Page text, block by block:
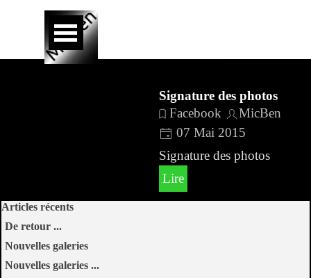
Sauter le menu
Signature des photos
Facebook
MicBen
07 Mai 2015
Signature des photos
Lire
Sauter le bloc Articles récents
Articles récents
De retour ...
Nouvelles galeries
Nouvelles galeries ...